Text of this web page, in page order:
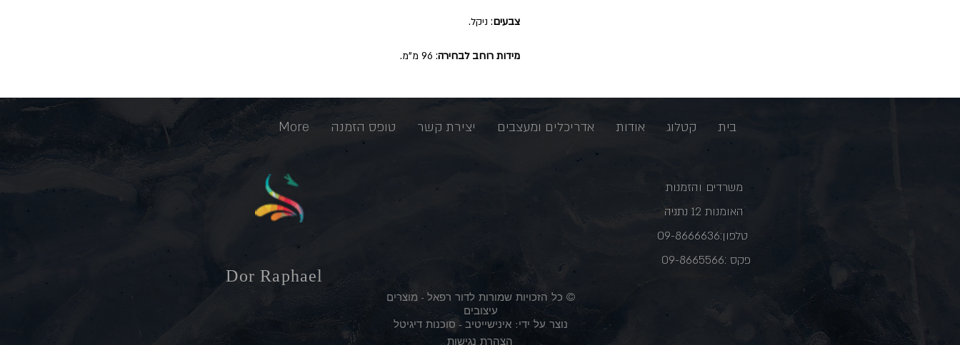
צבעים: ניקל.
מידות רוחב לבחירה: 96 מ"מ.
בית קטלוג אודות אדריכלים ומעצבים יצירת קשר טופס הזמנה More
DorRaphael
משרדים והזמנות
האומנות 12 נתניה
טלפון:09-8666636
פקס :09-8665566
© כל הזכויות שמורות לדור רפאל - מוצרים
עיצובים
נוצר על ידי: אינישייטיב - סוכנות דיגיטל
הצהרת נגישות